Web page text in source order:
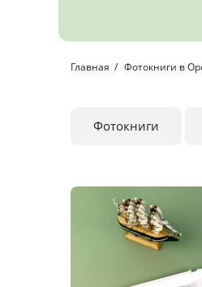
Главная Фотокниги в
Фотокниги